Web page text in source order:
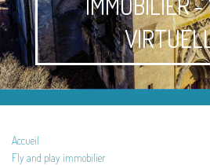
Accueil
Fly and play immobilier